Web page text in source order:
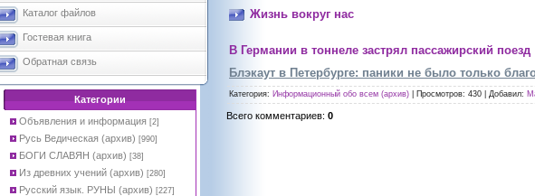
Каталог файлов
Гостевая книга
Обратная связь
Категории
Объявления и информация [2]
Русь Ведическая (архив) [990]
БОГИ СЛАВЯН (архив) [38]
Из древних учений (архив) [280]
Русский язык. РУНЫ (архив) [227]
Жизнь вокруг нас
В Германии в тоннеле застрял пассажирский поезд
Блэкаут в Петербурге: паники не было только
Категория: Информационный обо всем (архив) Просмотров: 430 | Добавил:
Всего комментариев: 0